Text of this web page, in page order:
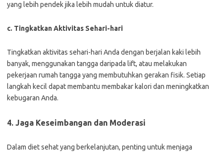
yang lebih pendek jika lebih mudah untuk diatur.
c. Tingkatkan Aktivitas Sehari-hari
Tingkatkan aktivitas sehari-hari Anda dengan berjalan kaki lebih
banyak, menggunakan tangga daripada lift, atau melakukan
pekerjaan rumah tangga yang membutuhkan gerakan fisik. Setiap
langkah kecil dapat membantu membakar kalori dan meningkatkan
kebugaran Anda.
4. Jaga Keseimbangan dan Moderasi
Dalam diet sehat yang berkelanjutan, penting untuk menjaga